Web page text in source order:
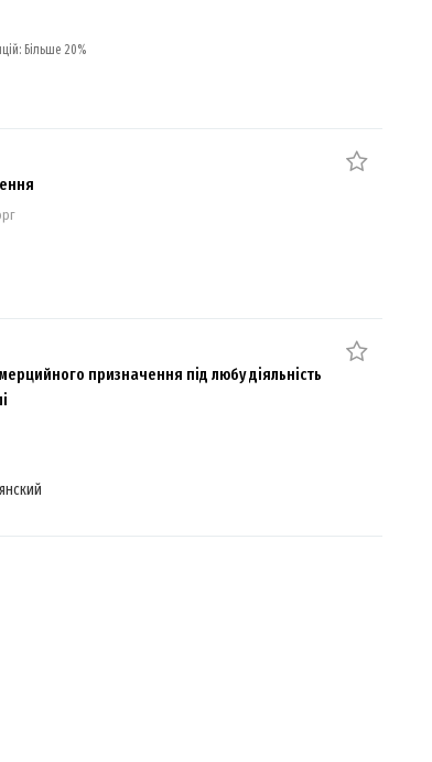
Більше 20%
призначення під любу діяльність